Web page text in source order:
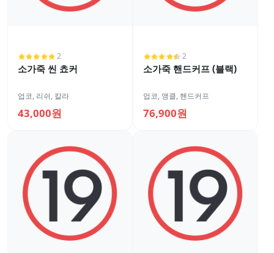
2
소가죽 씬 쵸커
업코, 리쉬, 칼라
43,000원
2
소가죽 핸드커프 (블랙)
업코,앵클, 핸드커프
76,900원